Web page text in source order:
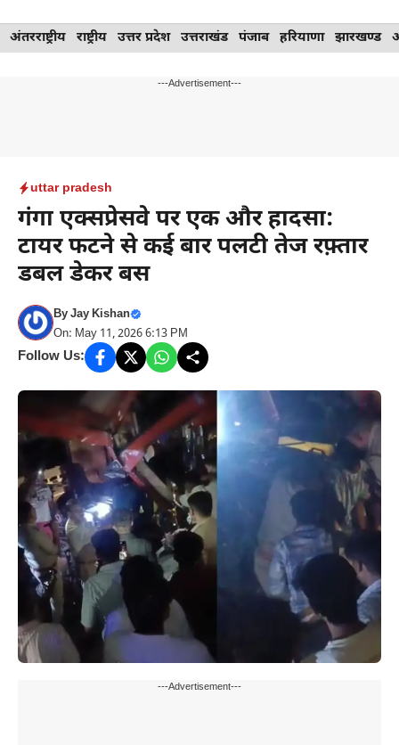
Skip
to
अंतरराष्ट्रीय राष्ट्रीय उत्तर प्रदेश उत्तराखंड पंजाब हरियाणा झारखण्ड
---Advertisement---
uttar pradesh
गंगा एक्सप्रेसवे पर एक और हादसा:
टायर फटने से कई बार पलटी तेज रफ़्तार
डबल डेकर बस
ByJay Kishan
On: May 11, 2026 6:13 PM
Follow Us:
---Advertisement---